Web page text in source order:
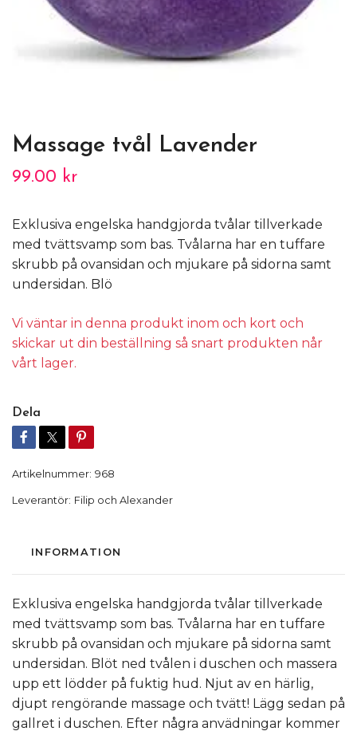
Massage tvål Lavender
99.00 kr
Exklusiva engelska handgjorda tvålar tillverkade
med tvättsvamp som bas. Tvålarna har en tuffare
skrubb på ovansidan och mjukare på sidorna samt
undersidan. Blö
Vi väntar in denna produkt inom och kort och
skickar ut din beställning så snart produkten når
vårt lager.
Dela
Artikelnummer: 968
Leverantör: Filip och Alexander
INFORMATION
Exklusiva engelska handgjorda tvålar tillverkade
med tvättsvamp som bas. Tvålarna har en tuffare
skrubb på ovansidan och mjukare på sidorna samt
undersidan. Blöt ned tvålen i duschen och massera
upp ett lödder på fuktig hud. Njut av en härlig,
djupt rengörande massage och tvätt! Lägg sedan på
gallret i duschen. Efter några anvädningar kommer